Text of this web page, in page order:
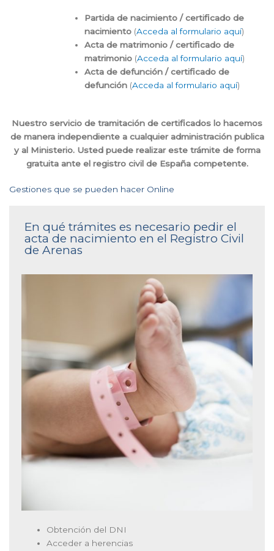
Partida de nacimiento / certificado de
nacimiento (Acceda al formulario aquí)
Acta de matrimonio / certificado de
matrimonio (Acceda al formulario aquí)
Acta de defunción / certificado de
defunción (Acceda al formulario aquí)
Nuestro servicio de tramitación de certificados lo hacemos
de manera independiente a cualquier administración publica
y al Ministerio. Usted puede realizar este trámite de forma
gratuita ante el registro civil de España competente.
Gestiones que se pueden hacer Online
En qué trámites es necesario pedir el
acta de nacimiento en el Registro Civil
de Arenas
Obtención del DNI
Acceder a herencias